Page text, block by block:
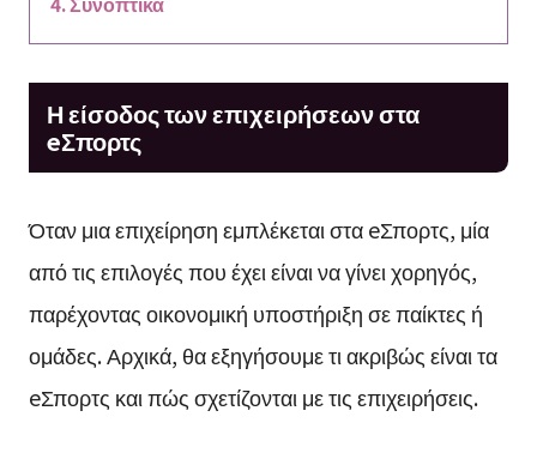
Η είσοδος των επιχειρήσεων στα
eΣπορτς
Όταν μια επιχείρηση εμπλέκεται στα eΣπορτς, μία
από τις επιλογές που έχει είναι να γίνει χορηγός,
παρέχοντας οικονομική υποστήριξη σε παίκτες ή
ομάδες. Αρχικά, θα εξηγήσουμε τι ακριβώς είναι τα
eΣπορτς και πώς σχετίζονται με τις επιχειρήσεις.